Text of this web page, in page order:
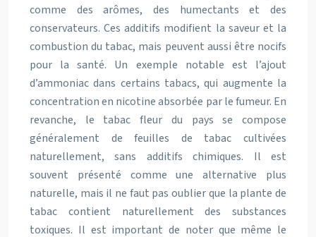
comme des arômes, des humectants et des
conservateurs. Ces additifs modifient la saveur et la
combustion du tabac, mais peuvent aussi être nocifs
pour la santé. Un exemple notable est l’ajout
d’ammoniac dans certains tabacs, qui augmente la
concentration en nicotine absorbée par le fumeur. En
revanche, le tabac fleur du pays se compose
généralement de feuilles de tabac cultivées
naturellement, sans additifs chimiques. Il est
souvent présenté comme une alternative plus
naturelle, mais il ne faut pas oublier que la plante de
tabac contient naturellement des substances
toxiques. Il est important de noter que même le